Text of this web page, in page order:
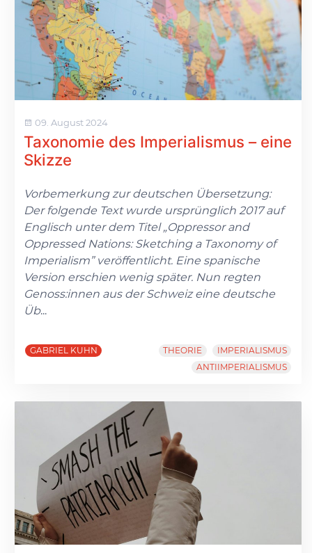
09. August 2024
Taxonomie des Imperialismus – eine
Skizze
Vorbemerkung zur deutschen Übersetzung:
Der folgende Text wurde ursprünglich 2017 auf
Englisch unter dem Titel „Oppressor and
Oppressed Nations: Sketching a Taxonomy of
Imperialism” veröffentlicht. Eine spanische
Version erschien wenig später. Nun regten
Genoss:innen aus der Schweiz eine deutsche
Üb...
GABRIEL KUHN THEORIE
IMPERIALISMUS
ANTIIMPERIALISMUS